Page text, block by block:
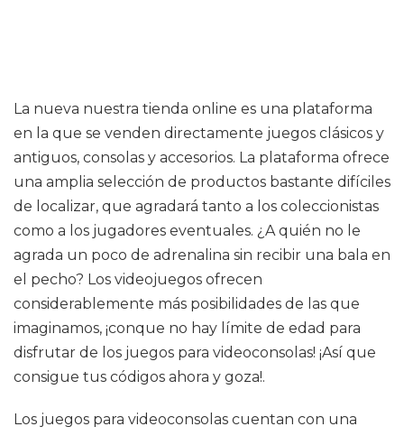
La nueva nuestra tienda online es una plataforma
en la que se venden directamente juegos clásicos y
antiguos, consolas y accesorios. La plataforma ofrece
una amplia selección de productos bastante difíciles
de localizar, que agradará tanto a los coleccionistas
como a los jugadores eventuales. ¿A quién no le
agrada un poco de adrenalina sin recibir una bala en
el pecho? Los videojuegos ofrecen
considerablemente más posibilidades de las que
imaginamos, ¡conque no hay límite de edad para
disfrutar de los juegos para videoconsolas! ¡Así que
consigue tus códigos ahora y goza!.
Los juegos para videoconsolas cuentan con una